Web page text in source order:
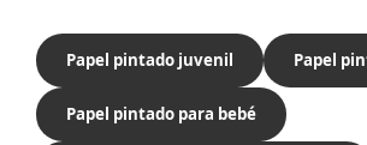
Papel pintado juvenil Papel
Papel pintado para bebé